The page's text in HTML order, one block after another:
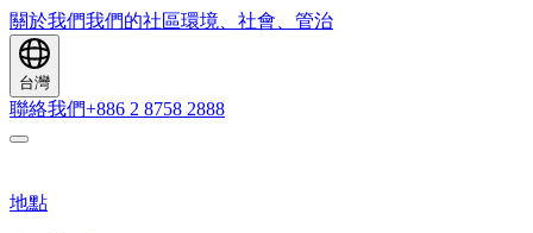
關於我們我們的社區環境、社會、管治
台灣
聯絡我們+886 2 8758 2888
地點